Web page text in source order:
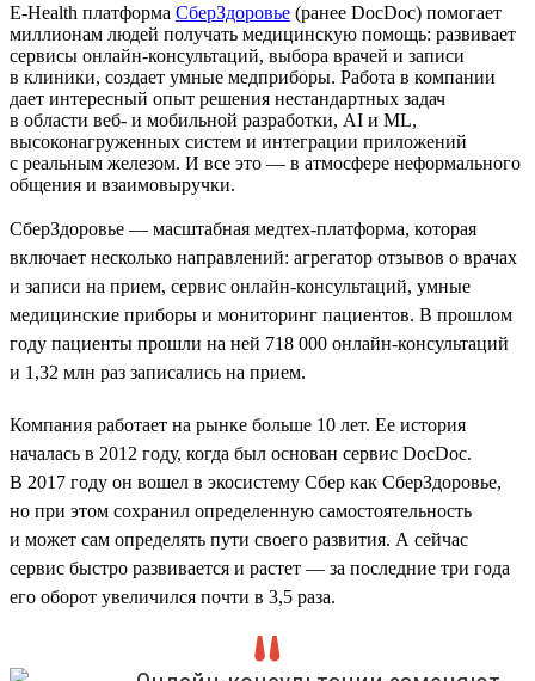
E-Health платформа СберЗдоровье (ранее DocDoc) помогает
миллионам людей получать медицинскую помощь: развивает
сервисы онлайн-консультаций, выбора врачей и записи
в клиники, создает умные медприборы. Работа в компании
дает интересный опыт решения нестандартных задач
в области веб- и мобильной разработки, AI и ML,
высоконагруженных систем и интеграции приложений
с реальным железом. И все это — в атмосфере неформального
общения и взаимовыручки.
СберЗдоровье — масштабная медтех-платформа, которая
включает несколько направлений: агрегатор отзывов о врачах
и записи на прием, сервис онлайн-консультаций, умные
медицинские приборы и мониторинг пациентов. В прошлом
году пациенты прошли на ней 718 000 онлайн-консультаций
и 1,32 млн раз записались на прием.
Компания работает на рынке больше 10 лет. Ее история
началась в 2012 году, когда был основан сервис DocDoc.
В 2017 году он вошел в экосистему Сбер как СберЗдоровье,
но при этом сохранил определенную самостоятельность
и может сам определять пути своего развития. А сейчас
сервис быстро развивается и растет — за последние три года
его оборот увеличился почти в 3,5 раза.